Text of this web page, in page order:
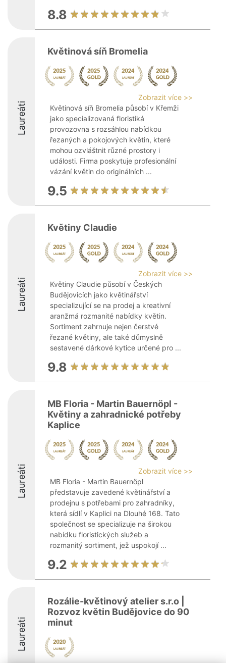
8.8
Laureáti
Květinová síň Bromelia
Zobrazit více >>
Květinová síň Bromelia působí v Křemži
jako specializovaná floristiká
provozovna s rozsáhlou nabídkou
řezaných a pokojových květin, které
mohou ozvláštnit různé prostory i
události. Firma poskytuje profesionální
vázání květin do originálních ...
9.5
Laureáti
Květiny Claudie
Zobrazit více >>
Květiny Claudie působí v Českých
Budějovicích jako květinářství
specializující se na prodej a kreativní
aranžmá rozmanité nabídky květin.
Sortiment zahrnuje nejen čerstvé
řezané květiny, ale také důmyslně
sestavené dárkové kytice určené pro ...
9.8
Laureáti
MB Floria - Martin Bauernöpl -
Květiny a zahradnické potřeby
Kaplice
Zobrazit více >>
MB Floria - Martin Bauernöpl
představuje zavedené květinářství a
prodejnu s potřebami pro zahradníky,
která sídlí v Kaplici na Dlouhé 168. Tato
společnost se specializuje na širokou
nabídku floristických služeb a
rozmanitý sortiment, jež uspokojí ...
9.2
Laureáti
Rozálie-květinový atelier s.r.o |
Rozvoz květin Budějovice do 90
minut